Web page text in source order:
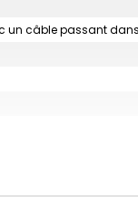
un câble passant